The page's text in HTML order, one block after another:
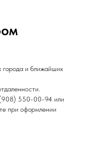
города и ближайших
(908) 550-00-94 или
при оформлении